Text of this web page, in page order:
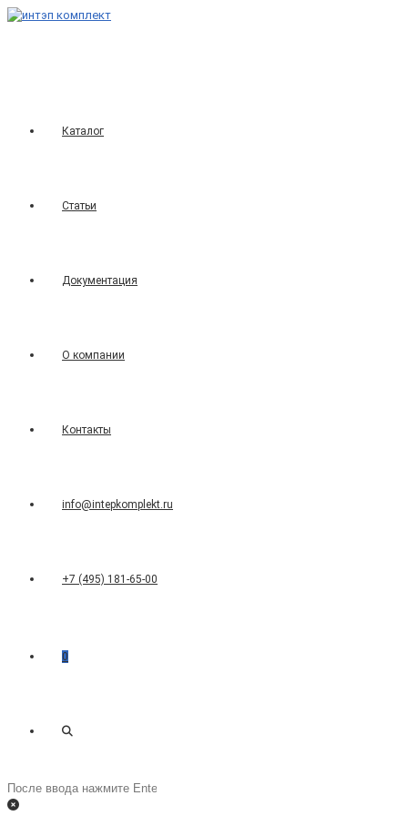
Перейти
Каталог
Статьи
Документация
О компании
Контакты
info@intepkomplekt.ru
+7 (495) 181-65-00
0
Переключить
Поиск
на